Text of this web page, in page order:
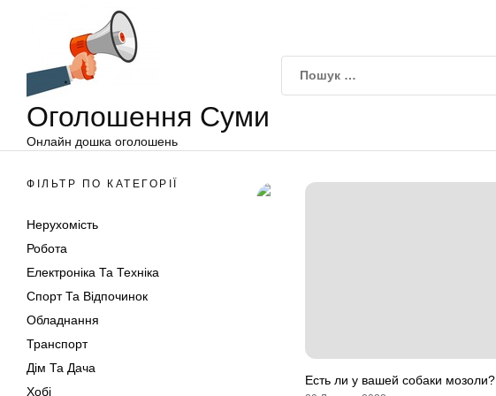
Оголошення Суми
Онлайн дошка оголошень
ФІЛЬТР ПО КАТЕГОРІЇ
Нерухомість
Робота
Електроніка Та Техніка
Спорт Та Відпочинок
Обладнання
Транспорт
Дім Та Дача
Хобі
Есть ли у вашей собаки мозоли?